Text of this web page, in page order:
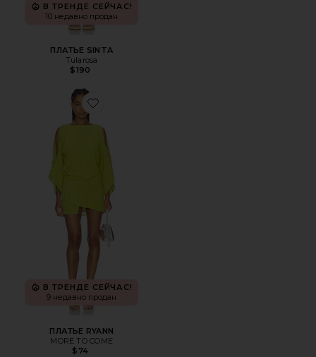
В ТРЕНДЕ СЕЙЧАС!
10 недавно продан
ПЛАТЬЕ SINTA
Tularosa
$190
Favorite ПЛАТЬЕ RYANN
В ТРЕНДЕ СЕЙЧАС!
9 недавно продан
ПЛАТЬЕ RYANN
MORE TO COME
$74